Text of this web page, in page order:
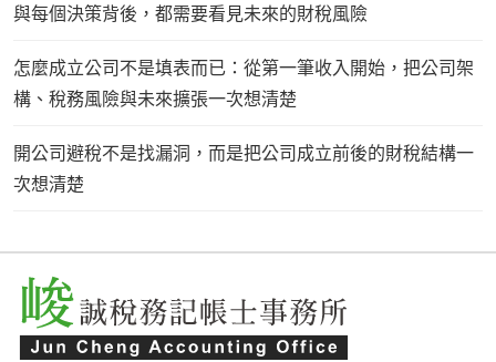
與每個決策背後，都需要看見未來的財稅風險
怎麼成立公司不是填表而已：從第一筆收入開始，把公司架
構、稅務風險與未來擴張一次想清楚
開公司避稅不是找漏洞，而是把公司成立前後的財稅結構一
次想清楚